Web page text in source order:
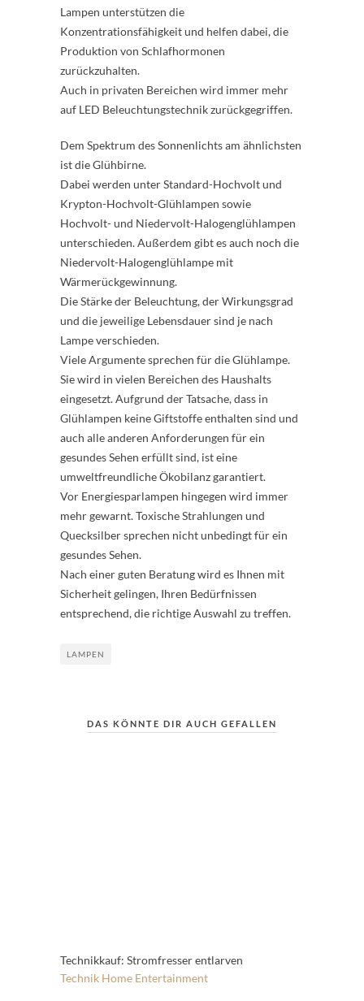
Lampen unterstützen die
Konzentrationsfähigkeit und helfen dabei, die
Produktion von Schlafhormonen
zurückzuhalten.
Auch in privaten Bereichen wird immer mehr
auf LED Beleuchtungstechnik zurückgegriffen.
Dem Spektrum des Sonnenlichts am ähnlichsten
ist die Glühbirne.
Dabei werden unter Standard-Hochvolt und
Krypton-Hochvolt-Glühlampen sowie
Hochvolt- und Niedervolt-Halogenglühlampen
unterschieden. Außerdem gibt es auch noch die
Niedervolt-Halogenglühlampe mit
Wärmerückgewinnung.
Die Stärke der Beleuchtung, der Wirkungsgrad
und die jeweilige Lebensdauer sind je nach
Lampe verschieden.
Viele Argumente sprechen für die Glühlampe.
Sie wird in vielen Bereichen des Haushalts
eingesetzt. Aufgrund der Tatsache, dass in
Glühlampen keine Giftstoffe enthalten sind und
auch alle anderen Anforderungen für ein
gesundes Sehen erfüllt sind, ist eine
umweltfreundliche Ökobilanz garantiert.
Vor Energiesparlampen hingegen wird immer
mehr gewarnt. Toxische Strahlungen und
Quecksilber sprechen nicht unbedingt für ein
gesundes Sehen.
Nach einer guten Beratung wird es Ihnen mit
Sicherheit gelingen, Ihren Bedürfnissen
entsprechend, die richtige Auswahl zu treffen.
LAMPEN
DAS KÖNNTE DIR AUCH GEFALLEN
Technikkauf: Stromfresser entlarven
Technik Home Entertainment